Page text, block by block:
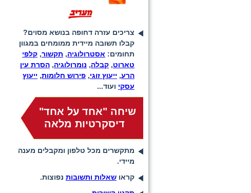
צריכים עזרה דחופה בנושא מסוים?
קבלו תשובה מיידית ממומחים במגוון
תחומים: אסטרולוגיה, תקשור, קלפי
טארוט, קבלה, נומרולוגיה, הסרת עין
הרע, ייעוץ זוגי, פירוש חלומות, ייעוץ
עסקי ועוד...
שיחה "אחד על אחד"
דיסקרטיות מלאה
מתקשרים מכל טלפון ומקבלים מענה
מיידי.
קראו שאלות ותשובות נפוצות.